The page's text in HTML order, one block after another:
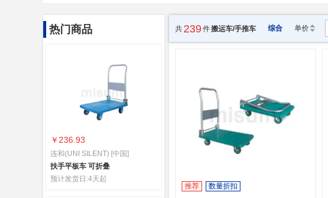
热门商品
￥236.93
连和(UNI SILENT) [中国]
扶手平板车 可折叠
预计发货日:4天起
共 239件搬运车/手推车 综合 单价
推荐 数量折扣